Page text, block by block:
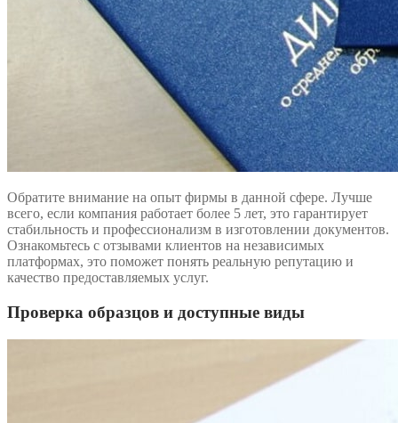
Обратите внимание на опыт фирмы в данной сфере. Лучше
всего, если компания работает более 5 лет, это гарантирует
стабильность и профессионализм в изготовлении документов.
Ознакомьтесь с отзывами клиентов на независимых
платформах, это поможет понять реальную репутацию и
качество предоставляемых услуг.
Проверка образцов и доступные виды